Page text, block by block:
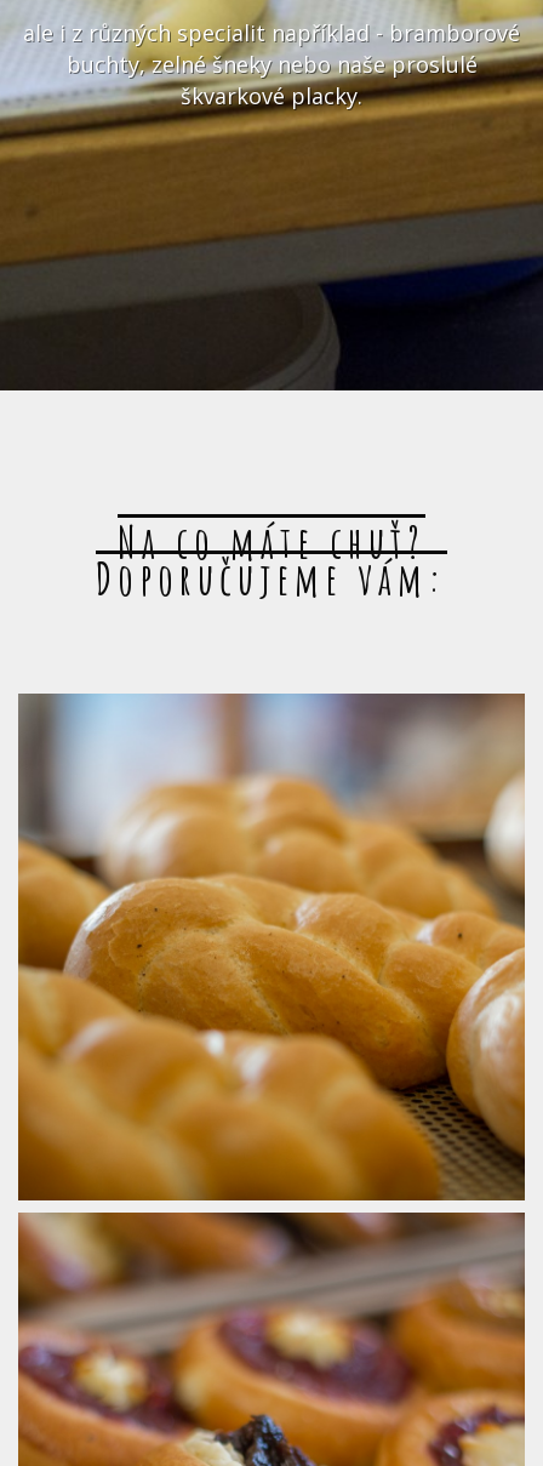
ale i z různých specialit například - bramborové
buchty, zelné šneky nebo naše proslulé
škvarkové placky.
Na co máte chuť?
Doporučujeme vám: